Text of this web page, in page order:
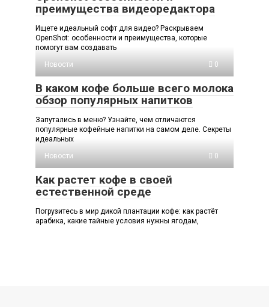
преимущества видеоредактора
Ищете идеальный софт для видео? Раскрываем
OpenShot: особенности и преимущества, которые
помогут вам создавать
Новости
0
В каком кофе больше всего молока
обзор популярных напитков
Запутались в меню? Узнайте, чем отличаются
популярные кофейные напитки на самом деле. Секреты
идеальных
Новости
0
Как растет кофе в своей
естественной среде
Погрузитесь в мир дикой плантации кофе: как растёт
арабика, какие тайные условия нужны ягодам,